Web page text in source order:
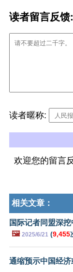
读者留言反馈:
读者暱称:
欢迎您的留言
相关文章：
国际记者同盟深
🖼️ 2025/6/21 (9,455
通缩预示中国经